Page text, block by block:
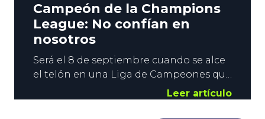
Campeón de la Champions
League: No confían en
nosotros
Será el 8 de septiembre cuando se alce
el telón en una Liga de Campeones que
nos llevará hasta el 5 de junio, fecha en
la que se disputará la Final en el
Leer artículo